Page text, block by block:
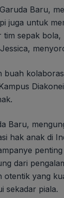
Baru,
juga untuk
sepak
buah
Baru,
hak anak di
dari
otentik yang
sekadar piala.